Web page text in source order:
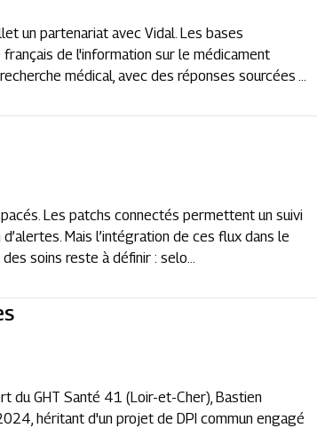
un partenariat avec Vidal. Les bases
de l'information sur le médicament
médical, avec des réponses sourcées ...
Les patchs connectés permettent un suivi
Mais l’intégration de ces flux dans le
soins reste à définir : selo...
du GHT Santé 41 (Loir-et-Cher), Bastien
héritant d'un projet de DPI commun engagé